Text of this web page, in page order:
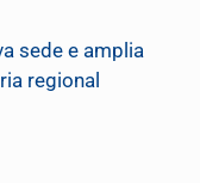
sede e amplia
regional